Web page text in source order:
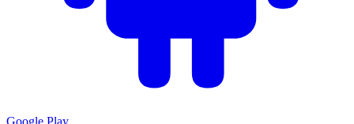
Google Play